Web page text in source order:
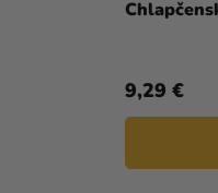
9,29 €